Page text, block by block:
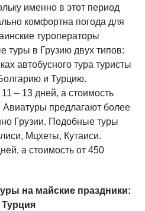
именно в этот период
комфортна погода для
туроператоры
туры в Грузию двух типов:
автобусного тура туристы
и Турцию.
– 13 дней, а стоимость
Авиатуры предлагают более
Грузии. Подобные туры
Мцхеты, Кутаиси.
а стоимость от 450
на майские праздники:
Турция